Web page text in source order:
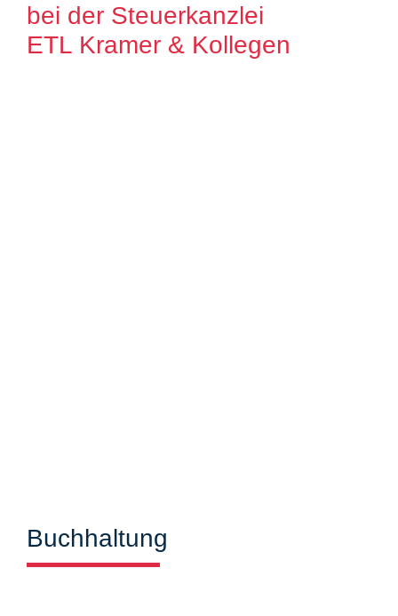
bei der Steuerkanzlei
ETL Kramer & Kollegen
Buchhaltung